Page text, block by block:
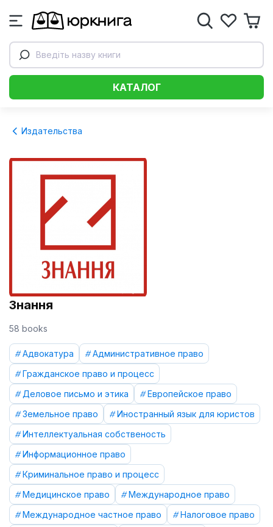
Введіть назву книги
КАТАЛОГ
Издательства
Знання
58 books
Адвокатура
Административное право
Гражданское право и процесс
Деловое письмо и этика
Европейское право
Земельное право
Иностранный язык для юристов
Интеллектуальная собственость
Информационное право
Криминальное право и процесс
Медицинское право
Международное право
Международное частное право
Налоговое право